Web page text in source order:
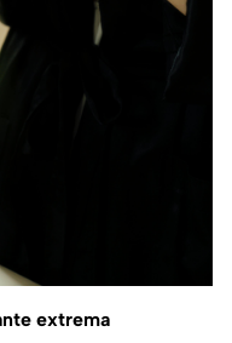
extrema